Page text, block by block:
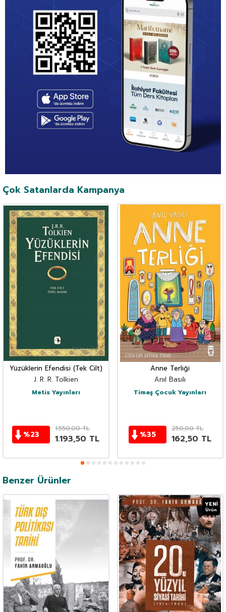
Çok Satanlarda Kampanya
Yüzüklerin Efendisi (Tek Cilt)
J. R. R. Tolkien
Metis Yayınları
%23
1.550,00TL
1.193,50 TL
Anne Terliği
Anıl Basılı
Timaş Çocuk Yayınları
%35
250,00TL
162,50 TL
Benzer Ürünler
YENI
Ürün